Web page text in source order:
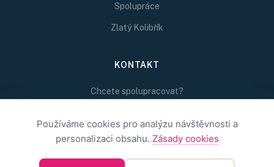
Spolupráce
Zlatý Kolibřík
KONTAKT
Chcete spolupracovat?
redakce@inspirativni.cz
Používáme cookies pro analýzu návštěvnosti a
personalizaci obsahu. Zásady cookies